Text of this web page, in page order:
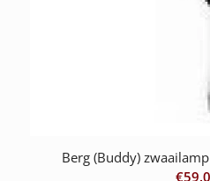
Berg (Buddy)
€